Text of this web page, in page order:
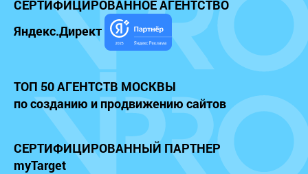
СЕРТИФИЦИРОВАННОЕАГЕНТСТВО
Яндекс.Директ
ТОП 50 АГЕНТСТВ МОСКВЫ
по созданию и продвижению сайтов
СЕРТИФИЦИРОВАННЫЙ ПАРТНЕР
myTarget